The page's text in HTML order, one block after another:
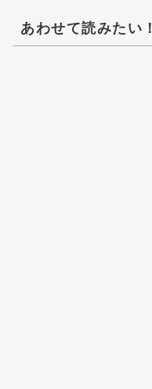
あわせて読みたい！